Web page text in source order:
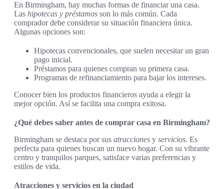
En Birmingham, hay muchas formas de financiar una casa.
Las hipotecas y préstamos son lo más común. Cada
comprador debe considerar su situación financiera única.
Algunas opciones son:
Hipotecas convencionales, que suelen necesitar un gran
pago inicial.
Préstamos para quienes compran su primera casa.
Programas de refinanciamiento para bajar los intereses.
Conocer bien los productos financieros ayuda a elegir la
mejor opción. Así se facilita una compra exitosa.
¿Qué debes saber antes de comprar casa en Birmingham?
Birmingham se destaca por sus atracciones y servicios. Es
perfecta para quienes buscan un nuevo hogar. Con su vibrante
centro y tranquilos parques, satisface varias preferencias y
estilos de vida.
Atracciones y servicios en la ciudad